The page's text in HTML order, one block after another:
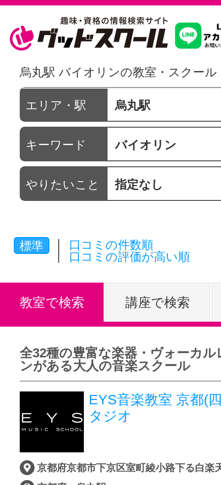
習いたいこ
スクールを
駅・路線か
通信講座を
体験レッス
やりたいこ
特集をみる
グッドスク
サイトマッ
烏丸駅 バイオリンの教室・スクール
エリア・駅 烏丸駅
キーワード バイオリン
やりたいこと 指定なし
標準
口コミの件数順
口コミの評価が高い順
教室で検索 講座で検索
全32種の豊富な楽器・ヴォーカル
ンがある大人の音楽スクール
EYS音楽教室 京都(
タジオ